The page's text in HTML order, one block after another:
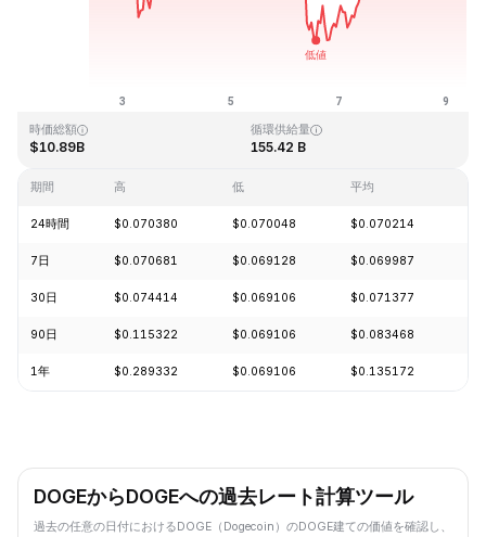
時価総額
$10.89B
循環供給量
155.42 B
期間 高 低 平均
24時間 $0.070380 $0.070048 $0.070214
7日 $0.070681 $0.069128 $0.069987
30日 $0.074414 $0.069106 $0.071377
90日 $0.115322 $0.069106 $0.083468
1年 $0.289332 $0.069106 $0.135172
DOGEからDOGEへの過去レート計算ツール
過去の任意の日付におけるDOGE（Dogecoin）のDOGE建ての価値を確認し、